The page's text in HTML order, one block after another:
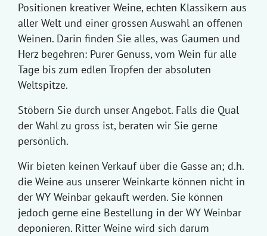
Positionen kreativer Weine, echten Klassikern aus
aller Welt und einer grossen Auswahl an offenen
Weinen. Darin finden Sie alles, was Gaumen und
Herz begehren: Purer Genuss, vom Wein für alle
Tage bis zum edlen Tropfen der absoluten
Weltspitze.
Stöbern Sie durch unser Angebot. Falls die Qual
der Wahl zu gross ist, beraten wir Sie gerne
persönlich.
Wir bieten keinen Verkauf über die Gasse an; d.h.
die Weine aus unserer Weinkarte können nicht in
der WY Weinbar gekauft werden. Sie können
jedoch gerne eine Bestellung in der WY Weinbar
deponieren. Ritter Weine wird sich darum